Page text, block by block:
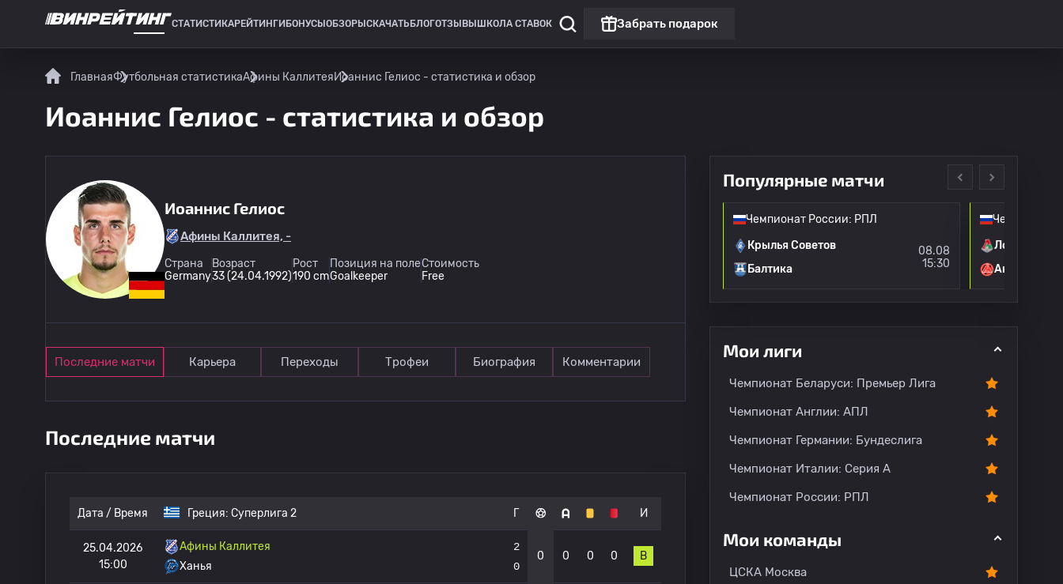
СТАТИСТИКАРЕЙТИНГИ БОНУСЫ ОБЗОРЫ СКАЧАТЬ БЛОГОТЗЫВЫ ШКОЛА СТАВОК Забрать подарок
ГлавнаяФутбольная статистикаАфины КаллитеяИоаннис Гелиос - статистика и обзор
Иоаннис Гелиос - статистика и обзор
Иоаннис Гелиос
Афины Каллитея, -
Страна
Germany
Возраст
33 (24.04.1992)
Рост
190 cm
Позиция на поле
Goalkeeper
Стоимость
Free
Последние матчи Карьера Переходы Трофеи Биография Комментарии
Последние матчи
Дата / Время Греция: Суперлига 2 Г И
25.04.2026
15:00
Афины Каллитея
Ханья
2
0
0 0 0 0 В
Популярные матчи
Чемпионат России: РПЛ
Крылья Советов
Балтика
08.08
15:30
Чемпионат
Локомотив
Акрон
Мои лиги
Чемпионат Беларуси: Премьер Лига
Чемпионат Англии: АПЛ
Чемпионат Германии: Бундеслига
Чемпионат Италии: Серия А
Чемпионат России: РПЛ
Мои команды
ЦСКА Москва